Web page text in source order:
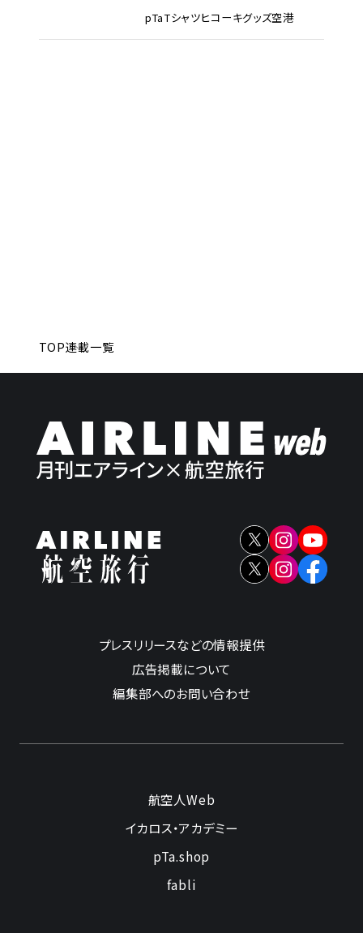
pTaTシャツヒコーキグッズ空港
TOP連載一覧
プレスリリースなどの情報提供
広告掲載について
編集部へのお問い合わせ
航空人Web
イカロス・アカデミー
pTa.shop
fabli